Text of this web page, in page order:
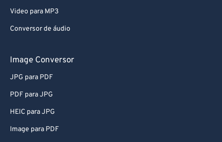
Video para MP3
Conversor de áudio
Image Conversor
JPG para PDF
PDF para JPG
HEIC para JPG
Image para PDF